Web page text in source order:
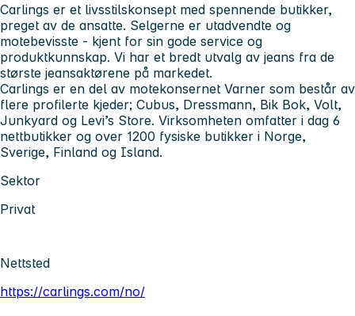
Carlings er et livsstilskonsept med spennende butikker,
preget av de ansatte. Selgerne er utadvendte og
motebevisste - kjent for sin gode service og
produktkunnskap. Vi har et bredt utvalg av jeans fra de
største jeansaktørene på markedet.
Carlings er en del av motekonsernet Varner som består av
flere profilerte kjeder; Cubus, Dressmann, Bik Bok, Volt,
Junkyard og Levi’s Store. Virksomheten omfatter i dag 6
nettbutikker og over 1200 fysiske butikker i Norge,
Sverige, Finland og Island.
Sektor
Privat
Nettsted
https://carlings.com/no/